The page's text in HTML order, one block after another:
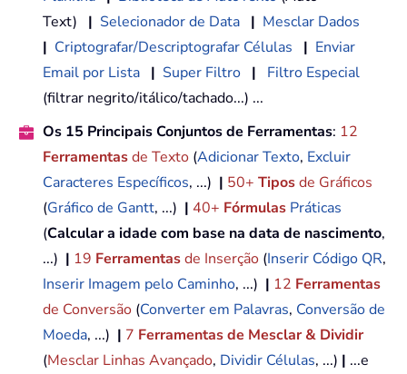
Text) | Selecionador de Data | Mesclar Dados
| Criptografar/Descriptografar Células | Enviar
Email por Lista | Super Filtro |
Filtro Especial
(filtrar negrito/itálico/tachado...) ...
Os 15 Principais Conjuntos de Ferramentas: 12
Ferramentasde Texto (Adicionar Texto, Excluir
Caracteres Específicos, ...) | 50+ Tiposde Gráficos
(Gráfico de Gantt, ...) | 40+ Fórmulas Práticas
(Calcular a idade com base na data de nascimento,
...) | 19 Ferramentasde Inserção (Inserir Código QR,
Inserir Imagem pelo Caminho, ...) | 12 Ferramentas
de Conversão (Converter em Palavras, Conversão de
Moeda, ...) | 7 Ferramentas de Mesclar & Dividir
(Mesclar Linhas Avançado, Dividir Células, ...) | ...e